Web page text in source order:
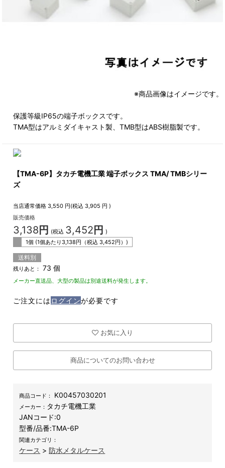
※商品画像はイメージです。
保護等級IP65の端子ボックスです。
TMA型はアルミダイキャスト製、TMB型はABS樹脂製です。
【TMA-6P】タカチ電機工業 端子ボックス TMA/ TMBシリー
ズ
当店通常価格 3,550 円(税込 3,905 円 )
販売価格
3,138 円 (税込 3,452 円 )
1個 (1個あたり 3,138円（税込 3,452円）)
送料別
残りあと： 73 個
メーカー直送品、大型の製品は別途送料が発生します。
ご注文には ログインが必要です
お気に入り
商品についてのお問い合わせ
商品コード： K00457030201
メーカー： タカチ電機工業
JANコード:0
型番/品番:TMA-6P
関連カテゴリ：
ケース >防水メタルケース